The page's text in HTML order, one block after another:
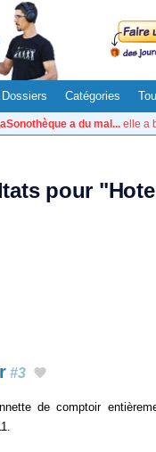
Dossiers Catégories
a du mal... elle a
pour
#3
de comptoir